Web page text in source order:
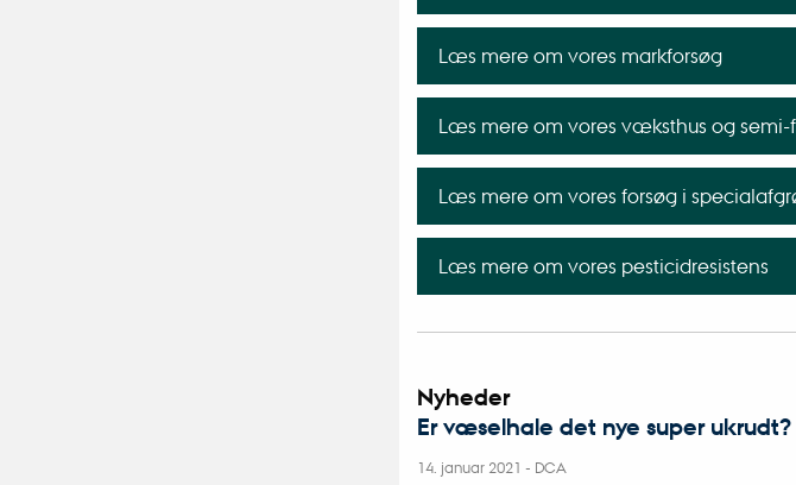
Læs mere om vores markforsøg
Læs mere om vores væksthus og semi-
Læs mere om vores forsøg i
Læs mere om vores pesticidresistens
Nyheder
Er væselhale det nye super ukrudt?
14. januar 2021 - DCA